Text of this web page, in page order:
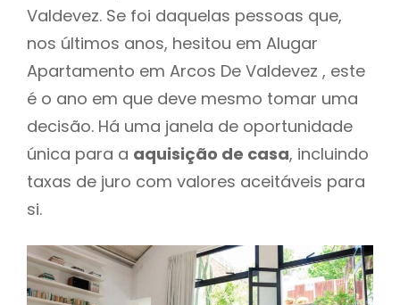
Valdevez. Se foi daquelas pessoas que,
nos últimos anos, hesitou em Alugar
Apartamento em Arcos De Valdevez , este
é o ano em que deve mesmo tomar uma
decisão. Há uma janela de oportunidade
única para a aquisição de casa, incluindo
taxas de juro com valores aceitáveis para
si.